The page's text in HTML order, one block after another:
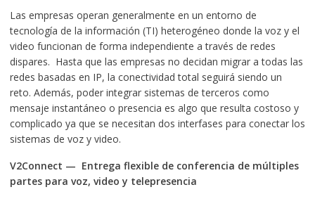
Las empresas operan generalmente en un entorno de
tecnología de la información (TI) heterogéneo donde la voz y el
video funcionan de forma independiente a través de redes
dispares. Hasta que las empresas no decidan migrar a todas las
redes basadas en IP, la conectividad total seguirá siendo un
reto. Además, poder integrar sistemas de terceros como
mensaje instantáneo o presencia es algo que resulta costoso y
complicado ya que se necesitan dos interfases para conectar los
sistemas de voz y video.
V2Connect — Entrega flexible de conferencia de múltiples
partes para voz, video y telepresencia